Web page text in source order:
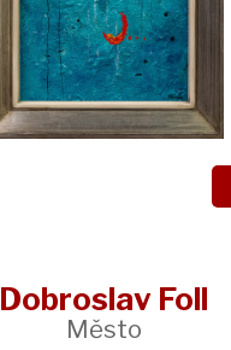
Dobroslav Foll
Město